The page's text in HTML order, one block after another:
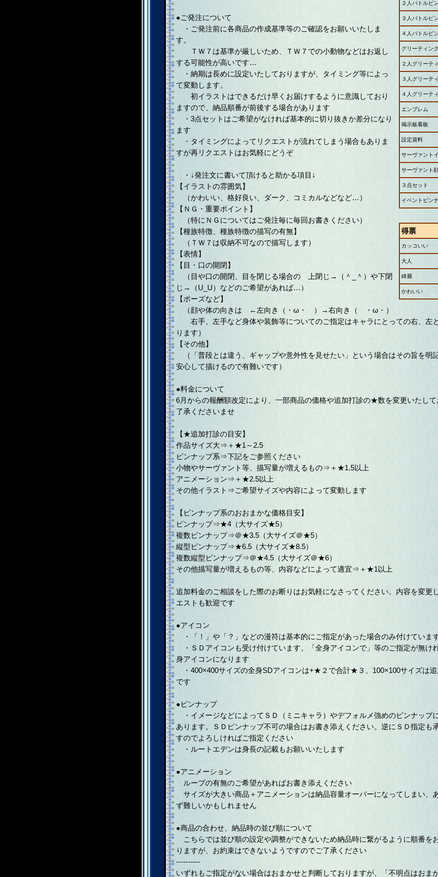
２人バトルピ
３人バトルピ
４人バトルピ
グリーティン
２人グリーテ
３人グリーテ
４人グリーテ
エンブレム
掲示板看板
設定資料
サーヴァント
サーヴァント
３点セット
イベントピン
得票
カッコいい
大人
綺麗
かわいい
●ご発注について
・ご発注前に各商品の作成基準等のご確認をお願いいたしま
す。
ＴＷ７は基準が厳しいため、ＴＷ７での小動物などはお返し
する可能性が高いです…
・納期は長めに設定いたしておりますが、タイミング等によっ
て変動します。
初イラストはできるだけ早くお届けするように意識しており
ますので、納品順番が前後する場合があります
・3点セットはご希望がなければ基本的に切り抜きか差分になり
ます
・タイミングによってリクエストが流れてしまう場合もありま
すが再リクエストはお気軽にどうぞ
・↓発注文に書いて頂けると助かる項目↓
【イラストの雰囲気】
（かわいい、格好良い、ダーク、コミカルなどなど…）
【ＮＧ・重要ポイント】
（特にＮＧについてはご発注毎に毎回お書きください）
【種族特徴、種族特徴の描写の有無】
（ＴＷ７は収納不可なので描写します）
【表情】
【目・口の開閉】
（目や口の開閉、目を閉じる場合の 上閉じ→（＾_＾）や下閉
じ→（U_U）などのご希望があれば…）
【ポーズなど】
（顔や体の向きは ←左向き（・ω・ ）→右向き（ ・ω・）
右手、左手など身体や装飾等についてのご指定はキャラにとっての右、左
ります）
【その他】
（「普段とは違う、ギャップや意外性を見せたい」という場合はその旨を明
安心して描けるので有難いです）
●料金について
6月からの報酬額改定により、一部商品の価格や追加打診の★数を変更いたし
了承くださいませ
【★追加打診の目安】
作品サイズ大⇒＋★1～2.5
ピンナップ系⇒下記をご参照ください
小物やサーヴァント等、描写量が増えるもの⇒＋★1.5以上
アニメーション⇒＋★2.5以上
その他イラスト⇒ご希望サイズや内容によって変動します
【ピンナップ系のおおまかな価格目安】
ピンナップ⇒★4（大サイズ★5）
複数ピンナップ⇒＠★3.5（大サイズ＠★5）
縦型ピンナップ⇒★6.5（大サイズ★8.5）
複数縦型ピンナップ⇒＠★4.5（大サイズ＠★6）
その他描写量が増えるもの等、内容などによって適宜⇒＋★1以上
追加料金のご相談をした際のお断りはお気軽になさってください。内容を変更
エストも歓迎です
●アイコン
・「！」や「？」などの漫符は基本的にご指定があった場合のみ付けていま
・ＳＤアイコンも受け付けています。「全身アイコンで」等のご指定が無け
身アイコンになります
・400×400サイズの全身SDアイコンは+★２で合計★３、100×100サイズは
です
●ピンナップ
・イメージなどによってＳＤ（ミニキャラ）やデフォルメ強めのピンナップ
あります。ＳＤピンナップ不可の場合はお書き添えください。逆にＳＤ指定も
すのでよろしければご指定ください
・ルートエデンは身長の記載もお願いいたします
●アニメーション
ループの有無のご希望があればお書き添えください
サイズが大きい商品＋アニメーションは納品容量オーバーになってしまい、
ず難しいかもしれません
●商品の合わせ、納品時の並び順について
こちらでは並び順の設定や調整ができないため納品時に繋がるように順番を
りますが、お約束はできないようですのでご了承ください
----------
いずれもご指定がない場合はおまかせと判断しておりますが、「不明点はおま